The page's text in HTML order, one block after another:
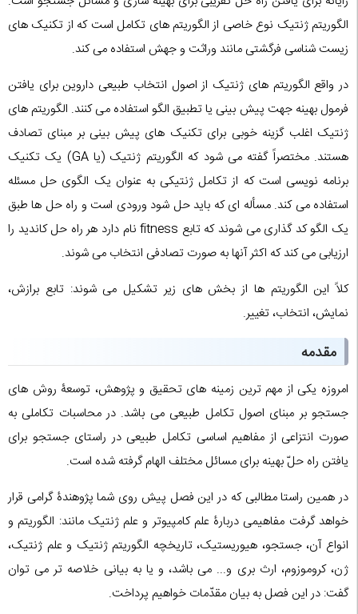
الگوریتم ژنتیک نوع خاصی از الگوریتم های تکامل است که از تکنیک های
زیست شناسی فرگشتی مانند وراثت و جهش استفاده می کند.
در واقع الگوریتم های ژنتیک از اصول انتخاب طبیعی داروین برای یافتن
فرمول بهینه جهت پیش بینی یا تطبیق الگو استفاده می کنند. الگوریتم های
ژنتیک اغلب گزینه خوبی برای تکنیک های پیش بینی بر مبنای تصادف
هستند. مختصراً گفته می شود که الگوریتم ژنتیک (یا GA) یک تکنیک
برنامه نویسی است که از تکامل ژنتیکی به عنوان یک الگوی حل مسئله
استفاده می کند. مسأله ای که باید حل شود ورودی است و راه حل ها طبق
یک الگو کد گذاری می شوند که تابع fitness نام دارد هر راه حل کاندید را
ارزیابی می کند که اکثر آنها به صورت تصادفی انتخاب می شوند.
کلاً این الگوریتم ها از بخش های زیر تشکیل می شوند: تابع برازش،
نمایش، انتخاب، تغییر.
مقدمه
امروزه یکی از مهم ترین زمینه های تحقیق و پژوهش، توسعۀ روش های
جستجو بر مبنای اصول تکامل طبیعی می باشد. در محاسبات تکاملی به
صورت انتزاعی از مفاهیم اساسی تکامل طبیعی در راستای جستجو برای
یافتن راه حلّ بهینه برای مسائل مختلف الهام گرفته شده است.
در همین راستا مطالبی که در این فصل پیش روی شما پژوهندۀ گرامی قرار
خواهد گرفت مفاهیمی دربارۀ علم کامپیوتر و علم ژنتیک مانند: الگوریتم و
انواع آن، جستجو، هیوریستیک، تاریخچه الگوریتم ژنتیک و علم ژنتیک،
ژن، کروموزوم، ارث بری و... می باشد، و یا به بیانی خلاصه تر می توان
گفت: در این فصل به بیان مقدّمات خواهیم پرداخت.